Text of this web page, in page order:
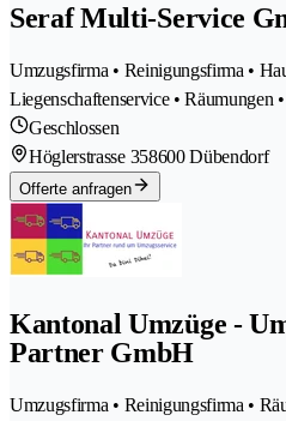
Seraf Multi-Service
Umzugsfirma • Reinigungsfirma •
Liegenschaftenservice • Räumungen
Geschlossen
Höglerstrasse 358600 Dübendorf
Offerte anfragen
Kantonal Umzüge -
Partner GmbH
Umzugsfirma • Reinigungsfirma •